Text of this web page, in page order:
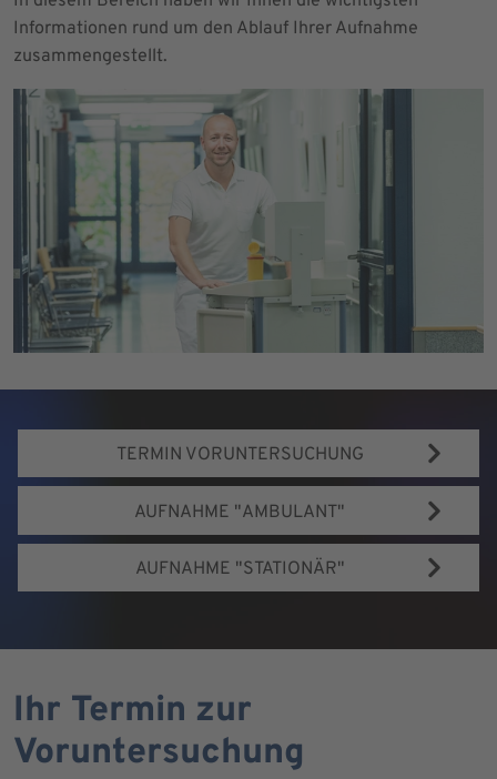
Informationen rund um den Ablauf Ihrer Aufnahme
zusammengestellt.
TERMIN VORUNTERSUCHUNG
AUFNAHME "AMBULANT"
AUFNAHME "STATIONÄR"
Ihr Termin zur
Voruntersuchung